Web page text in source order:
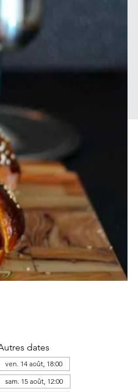
dates
ven. 14 août, 18:00
sam. 15 août, 12:00